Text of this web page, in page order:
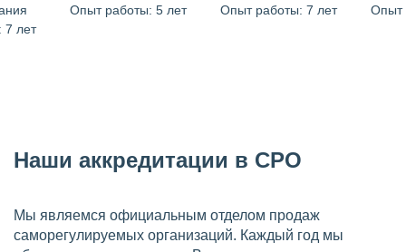
7 лет
Опыт работы: 5 лет
Опыт работы: 7 лет
Опыт
Наши аккредитации в СРО
Мы являемся официальным отделом продаж
саморегулируемых организаций. Каждый год мы